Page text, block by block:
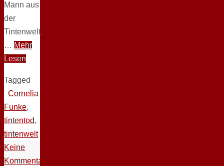
Mann aus
der
Tintenwelt,
… Mehr
Lesen
Tagged
Cornelia
Funke,
tintentod,
tintenwelt
Keine
Kommentare